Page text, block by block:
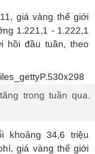
giá vàng thế giới
1.221,1 - 1.222,1
hồi đầu tuần, theo
trong tuần qua.
khoảng 34,6 triệu
giá vàng thế giới